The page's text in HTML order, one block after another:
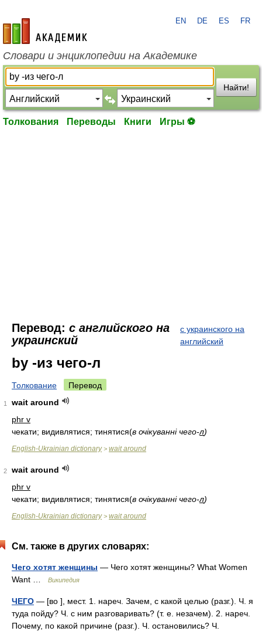
academic.ru
EN DE ES FR
Словари и энциклопедии на Академике
Найти!
Толкования Переводы Книги Игры ⚽
Перевод: с английского на
украинский
с украинского на
английский
by -из чего-л
Толкование Перевод
1
wait around
phr v
чекати; видивлятися; тинятися(в очікуванні чего-л)
English-Ukrainian dictionary> wait around
2
wait around
phr v
чекати; видивлятися; тинятися(в очікуванні чего-л)
English-Ukrainian dictionary> wait around
См. также в других словарях:
Чего хотят женщины — Чего хотят женщины? What Women
Want …
Википедия
ЧЕГО — [во ], мест. 1. нареч. Зачем, с какой целью (разг.). Ч. я
туда пойду? Ч. с ним разговаривать? (т. е. незачем). 2. нареч.
Почему, по какой причине (разг.). Ч. остановились? Ч.